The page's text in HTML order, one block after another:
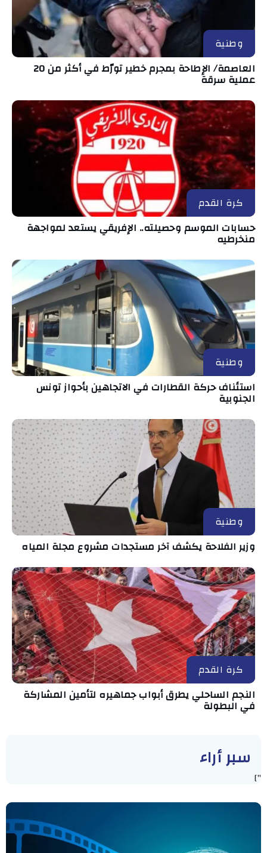
وطنية
العاصمة/ الإطاحة بمجرم خطير تورّط في أكثر من 20
عملية سرقة
كرة القدم
حسابات الموسم وحصيلته.. الإفريقي يستعد لمواجهة
منخرطيه
وطنية
استئناف حركة القطارات في الاتجاهين بأحواز تونس
الجنوبية
وطنية
وزير الفلاحة يكشف آخر مستجدات مشروع مجلة المياه
كرة القدم
النجم الساحلي يطرق أبواب جماهيره لتأمين المشاركة
في البطولة
سبر أراء
"]